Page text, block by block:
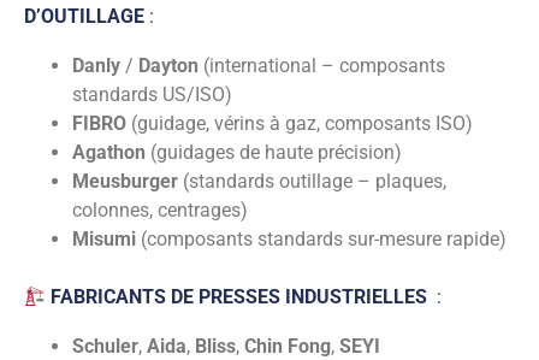
D’OUTILLAGE :
Danly / Dayton (international – composants
standards US/ISO)
FIBRO (guidage, vérins à gaz, composants ISO)
Agathon (guidages de haute précision)
Meusburger (standards outillage – plaques,
colonnes, centrages)
Misumi (composants standards sur-mesure rapide)
FABRICANTS DE PRESSES INDUSTRIELLES :
Schuler, Aida, Bliss, Chin Fong, SEYI